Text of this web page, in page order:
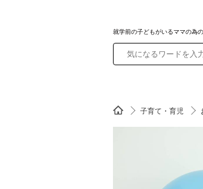
就学前の子どもがいるママの為
子育て・育児